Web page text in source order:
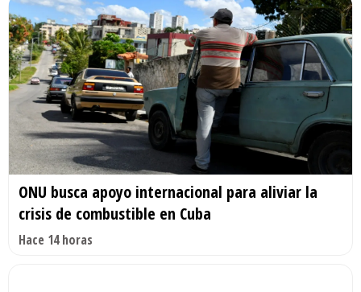
ONU busca apoyo internacional para aliviar la
crisis de combustible en Cuba
Hace 14 horas